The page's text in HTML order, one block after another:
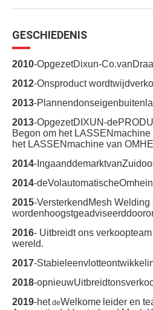
GESCHIEDENIS
2010-OpgezetDixun-
2012-Onsproduct
2013-
2013-OpgezetDIXUN-
Begon om het
het LASSENmachine van
2014-
2014-
2015-VersterkendMesh
2016- Uitbreidt ons
wereld.
2017-
2018-
2019-hetdeWelkome leider en